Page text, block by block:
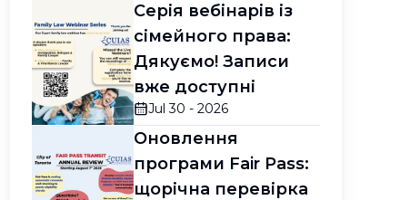
Серія вебінарів із
сімейного права:
Дякуємо! Записи
вже доступні
Jul 30 - 2026
Оновлення
програми Fair Pass:
щорічна перевірка